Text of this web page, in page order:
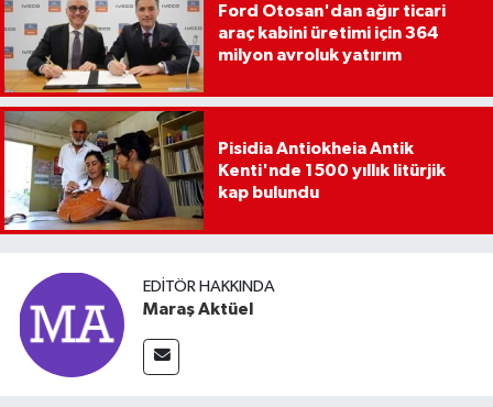
Ford Otosan'dan ağır ticari
araç kabini üretimi için 364
milyon avroluk yatırım
Pisidia Antiokheia Antik
Kenti'nde 1500 yıllık litürjik
kap bulundu
EDITÖR HAKKINDA
Maraş Aktüel